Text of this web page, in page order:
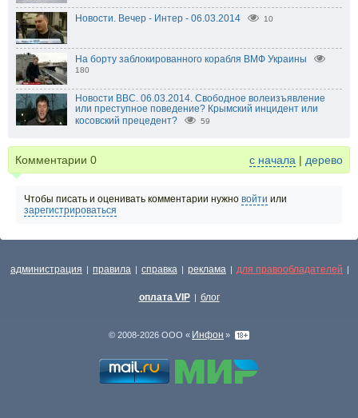
Новости. Вечер - Интер - 06.03.2014 10
На борту заблокированного корабля ВМФ Украины
180
Новости BBC. 06.03.2014. Свободное волеизъявление
или преступное поведение? Крымский инцидент или
косовский прецедент?
59
Комментарии 0 с начала | дерево
Чтобы писать и оценивать комментарии нужно войти или
зарегистрироваться
администрация | правила | справка | реклама | для правообладателей |
оплата VIP | блог
© 2008-2026 ООО « Инфон »